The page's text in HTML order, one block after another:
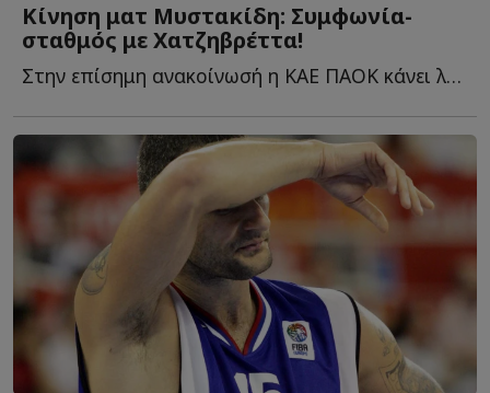
Κίνηση ματ Μυστακίδη: Συμφωνία-
σταθμός με Χατζηβρέττα!
Στην επίσημη ανακοίνωσή η ΚΑΕ ΠΑΟΚ κάνει λόγο για μία σ...